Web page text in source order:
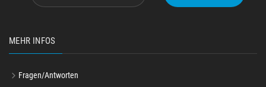
MEHR INFOS
Fragen/Antworten